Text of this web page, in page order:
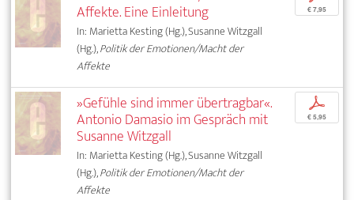
Affekte. Eine Einleitung
In: Marietta Kesting (Hg.), Susanne Witzgall
(Hg.),Politik der Emotionen/Macht der
Affekte
€ 7,95
»Gefühle sind immer übertragbar«.
Antonio Damasio im Gespräch mit
Susanne Witzgall
In: Marietta Kesting (Hg.), Susanne Witzgall
(Hg.),Politik der Emotionen/Macht der
Affekte
p
€ 5,95